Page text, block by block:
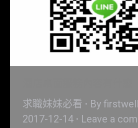
求職妹妹必看 By
2017-12-14
Leave a